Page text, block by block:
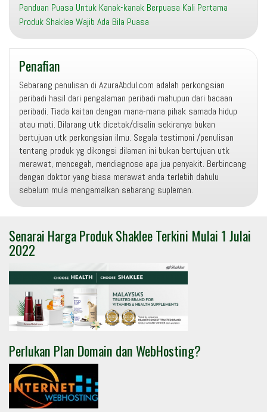
Panduan Puasa Untuk Kanak-kanak Berpuasa Kali Pertama
Produk Shaklee Wajib Ada Bila Puasa
Penafian
Sebarang penulisan di AzuraAbdul.com adalah perkongsian
peribadi hasil dari pengalaman peribadi mahupun dari bacaan
peribadi. Tiada kaitan dengan mana-mana pihak samada hidup
atau mati. Dilarang utk dicetak/disalin sekiranya bukan
bertujuan utk perkongsian ilmu. Segala testimoni /penulisan
tentang produk yg dikongsi dilaman ini bukan bertujuan utk
merawat, mencegah, mendiagnose apa jua penyakit. Berbincang
dengan doktor yang biasa merawat anda terlebih dahulu
sebelum mula mengamalkan sebarang suplemen.
Senarai Harga Produk Shaklee Terkini Mulai 1 Julai
2022
Perlukan Plan Domain dan WebHosting?